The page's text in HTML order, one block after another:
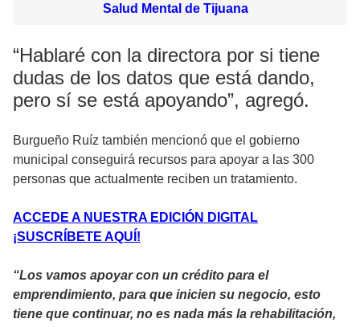
Salud Mental de Tijuana
“Hablaré con la directora por si tiene
dudas de los datos que está dando,
pero sí se está apoyando”, agregó.
Burgueño Ruíz también mencionó que el gobierno
municipal conseguirá recursos para apoyar a las 300
personas que actualmente reciben un tratamiento.
ACCEDE A NUESTRA EDICIÓN DIGITAL
¡SUSCRÍBETE AQUÍ!
“Los vamos apoyar con un crédito para el
emprendimiento, para que inicien su negocio, esto
tiene que continuar, no es nada más la rehabilitación,